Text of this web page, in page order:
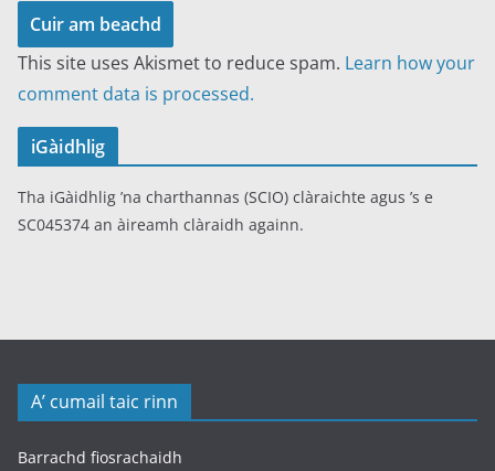
This site uses Akismet to reduce spam. Learn how your
comment data is processed.
iGàidhlig
Tha iGàidhlig ’na charthannas (SCIO) clàraichte agus ’s e
SC045374 an àireamh clàraidh againn.
A’ cumail taic rinn
Barrachd fiosrachaidh